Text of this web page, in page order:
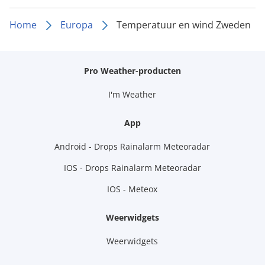
Home Europa Temperatuur en wind Zweden
Pro Weather-producten
I'm Weather
App
Android - Drops Rainalarm Meteoradar
IOS - Drops Rainalarm Meteoradar
IOS - Meteox
Weerwidgets
Weerwidgets